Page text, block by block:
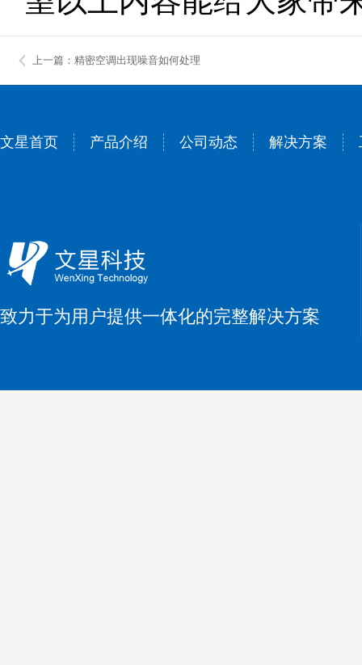
上一篇：精密空调出现噪音如何处理
文星首页 产品介绍 公司动态 解决方案
致力于为用户提供一体化的完整解决方案